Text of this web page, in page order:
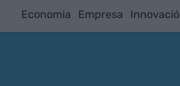
Economia Empresa Innovació